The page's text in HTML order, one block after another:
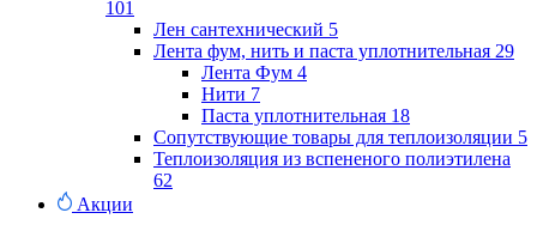
101
Лен сантехнический 5
Лента фум, нить и паста уплотнительная 29
Лента Фум 4
Нити 7
Паста уплотнительная 18
Сопутствующие товары для теплоизоляции 5
Теплоизоляция из вспененого полиэтилена
62
Акции